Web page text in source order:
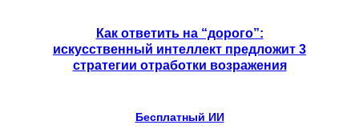
Как ответить на “дорого”:
искусственный интеллект предложит 3
стратегии отработки возражения
Бесплатный ИИ